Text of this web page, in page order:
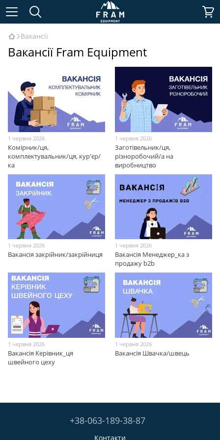
Вакансії
Вакансії Fram Equipment
1 червня 2026
Комірник/ця,
комплектувальник/ця, кур'єр/
ка
1 червня 2026
Заготівельник/ця,
різноробочий/а на
виробництво
1 червня 2026
Вакансія закрійник/закрійниця
1 червня 2026
Вакансія Менеджер_ка з
продажу b2b
1 червня 2026
Вакансія Керівник_ця
швейного цеху
1 червня 2026
Вакансія Швачка/швець
+38-063-189-38-87
Контакти